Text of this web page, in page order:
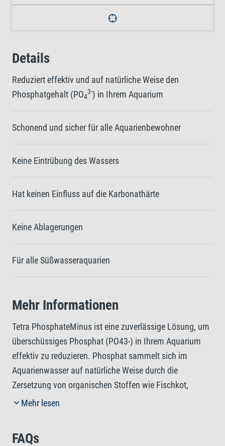
Details
Reduziert effektiv und auf natürliche Weise den
Phosphatgehalt (PO4
3-) in Ihrem Aquarium
Schonend und sicher für alle Aquarienbewohner
Keine Eintrübung des Wassers
Hat keinen Einfluss auf die Karbonathärte
Keine Ablagerungen
Für alle Süßwasseraquarien
Mehr Informationen
Tetra PhosphateMinus ist eine zuverlässige Lösung, um
überschüssiges Phosphat (PO43-) in Ihrem Aquarium
effektiv zu reduzieren. Phosphat sammelt sich im
Aquarienwasser auf natürliche Weise durch die
Zersetzung von organischen Stoffen wie Fischkot,
Futterresten oder Pflanzenmaterial an. Obwohl Phosphat
Prozessen wie der Photosynthese spielt, kann ein zu
Mehr lesen
FAQs